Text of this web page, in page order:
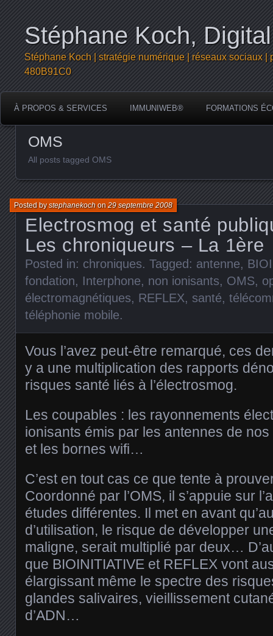
Stéphane Koch,
Stéphane Koch | stratégie numérique | réseaux sociaux
480B91C0
À PROPOS & SERVICES IMMUNIWEB® FORMATIONS
OMS
All posts tagged OMS
Electrosmog et santé
Les chroniqueurs – La 1ère
Posted bystephanekochon29 septembre 2008
Posted in: chroniques. Tagged: antenne,
fondation, Interphone, non ionisants, OMS,
électromagnétiques, REFLEX, santé,
téléphonie mobile.
Vous l’avez peut-être remarqué, ces
y a une multiplication des rapports
risques santé liés à l’électrosmog.
Les coupables : les rayonnements
ionisants émis par les antennes de
et les bornes wifi…
C’est en tout cas ce que tente à
Coordonné par l’OMS, il s’appuie sur
études différentes. Il met en avant
d’utilisation, le risque de développer
maligne, serait multiplié par deux…
que BIOINITIATIVE et REFLEX vont
élargissant même le spectre des
glandes salivaires, vieillissement
d’ADN…